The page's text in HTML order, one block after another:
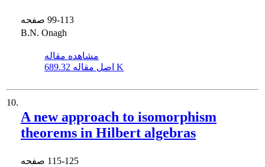
99-113
B.N. Onagh
مشاهده مقاله
اصل مقاله 689.32 K
10.
A new approach to isomorphism
theorems in Hilbert algebras
115-125